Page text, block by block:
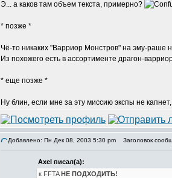
Э... а каков там объем текста, примерно?
* позже *
Чё-то никаких "Варриор Монстров" на эму-раше
Из похожего есть в ассортименте драгон-
* еще позже *
Ну блин, если мне за эту миссию экспы не
Добавлено: Пн Дек 08, 2003 5:30 pm Заголовок
Axel писал(а):
к FFTAНЕ ПОДХОДИТЬ!